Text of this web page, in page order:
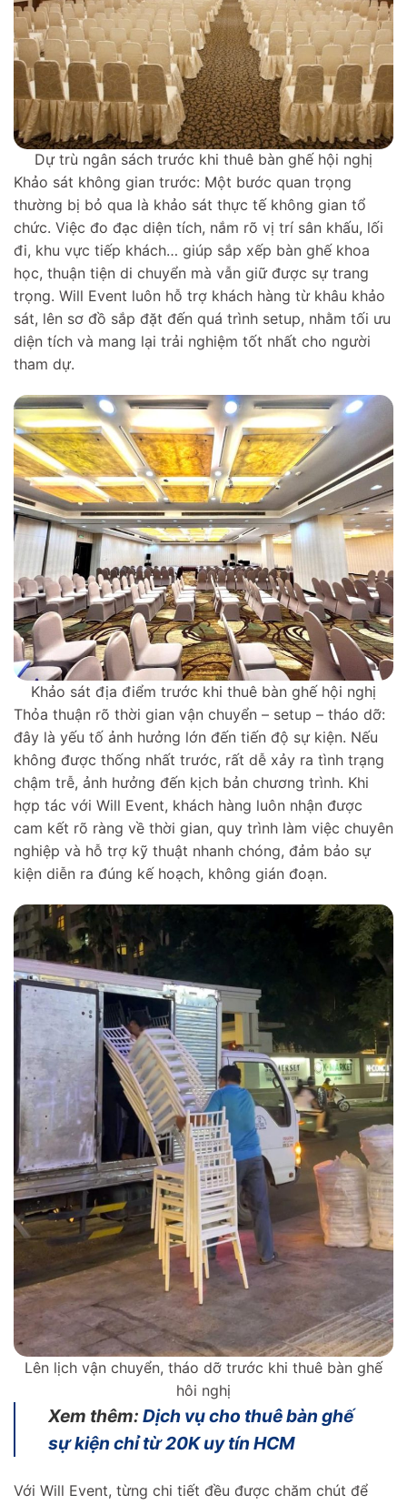
Dự trù ngân sách trước khi thuê bàn ghế hội nghị
Khảo sát không gian trước: Một bước quan trọng
thường bị bỏ qua là khảo sát thực tế không gian tổ
chức. Việc đo đạc diện tích, nắm rõ vị trí sân khấu, lối
đi, khu vực tiếp khách… giúp sắp xếp bàn ghế khoa
học, thuận tiện di chuyển mà vẫn giữ được sự trang
trọng. Will Event luôn hỗ trợ khách hàng từ khâu khảo
sát, lên sơ đồ sắp đặt đến quá trình setup, nhằm tối ưu
diện tích và mang lại trải nghiệm tốt nhất cho người
tham dự.
Khảo sát địa điểm trước khi thuê bàn ghế hội nghị
Thỏa thuận rõ thời gian vận chuyển – setup – tháo dỡ:
đây là yếu tố ảnh hưởng lớn đến tiến độ sự kiện. Nếu
không được thống nhất trước, rất dễ xảy ra tình trạng
chậm trễ, ảnh hưởng đến kịch bản chương trình. Khi
hợp tác với Will Event, khách hàng luôn nhận được
cam kết rõ ràng về thời gian, quy trình làm việc chuyên
nghiệp và hỗ trợ kỹ thuật nhanh chóng, đảm bảo sự
kiện diễn ra đúng kế hoạch, không gián đoạn.
Lên lịch vận chuyển, tháo dỡ trước khi thuê bàn ghế
hôi nghị
Xem thêm: Dịch vụ cho thuê bàn ghế
sự kiện chỉ từ 20K uy tín HCM
Với Will Event, từng chi tiết đều được chăm chút để